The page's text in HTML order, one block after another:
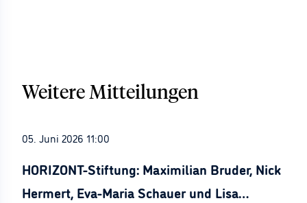
Weitere Mitteilungen
05. Juni 2026 11:00
HORIZONT-Stiftung: Maximilian Bruder, Nick
Hermert, Eva-Maria Schauer und Lisa